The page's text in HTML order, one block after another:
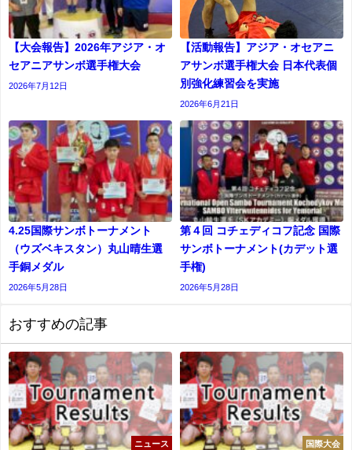
【大会報告】2026年アジア・オ
セアニアサンボ選手権大会
2026年7月12日
【活動報告】アジア・オセアニ
アサンボ選手権大会 日本代表個
別強化練習会を実施
2026年6月21日
4.25国際サンボトーナメント
（ウズベキスタン）丸山晴生選
手銅メダル
2026年5月28日
第４回 コチェディコフ記念 国際
サンボトーナメント(カデット選
⼿権)
2026年5月28日
おすすめの記事
ニュース 国際大会